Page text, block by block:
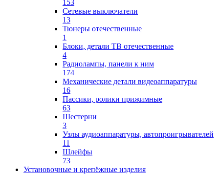
153
Сетевые выключатели
13
Тюнеры отечественные
1
Блоки, детали ТВ отечественные
4
Радиолампы, панели к ним
174
Механические детали видеоаппаратуры
16
Пассики, ролики прижимные
63
Шестерни
3
Узлы аудиоаппаратуры, автопроигрывателей
11
Шлейфы
73
Установочные и крепёжные изделия